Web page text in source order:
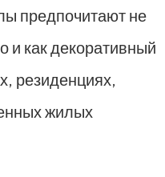
предпочитают не
и как декоративный
резиденциях,
жилых